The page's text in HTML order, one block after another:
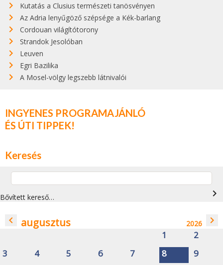
Kutatás a Clusius természeti tanösvényen
Az Adria lenyűgöző szépsége a Kék-barlang
Cordouan világítótorony
Strandok Jesolóban
Leuven
Egri Bazilika
A Mosel-völgy legszebb látnivalói
INGYENES PROGRAMAJÁNLÓ
ÉS ÚTI TIPPEK!
Keresés
Bővített kereső… navigate_next
navigate_before augusztus 2026 navigate_next
1
2
3
4 5 6 7 8
9